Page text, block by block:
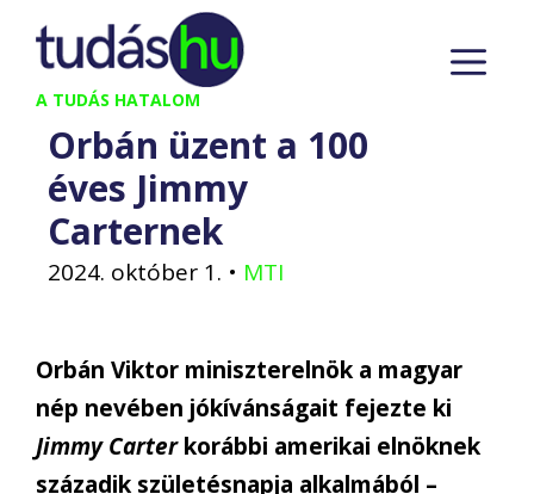
Kilépés
tartalomba
A TUDÁS HATALOM
Orbán üzent a 100
éves Jimmy
Carternek
2024. október 1. • MTI
Orbán Viktor miniszterelnök a magyar
nép nevében jókívánságait fejezte ki
Jimmy Carterkorábbi amerikai elnöknek
századik születésnapja alkalmából –